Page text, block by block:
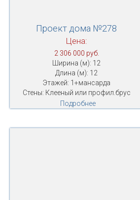
Проект дома №278
Цена:
2 306 000 руб.
Ширина (м): 12
Длина (м): 12
Этажей: 1+мансарда
Стены: Клееный или профил.брус
Подробнее